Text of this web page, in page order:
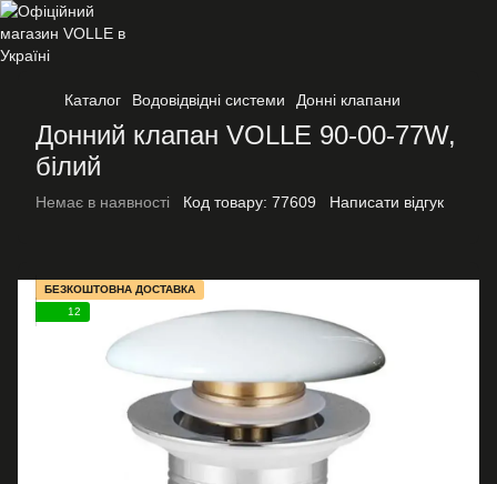
Каталог Водовідвідні системи Донні клапани
Донний клапан VOLLE 90-00-77W,
білий
Немає в наявності Код товару: 77609 Написати відгук
БЕЗКОШТОВНА ДОСТАВКА
12